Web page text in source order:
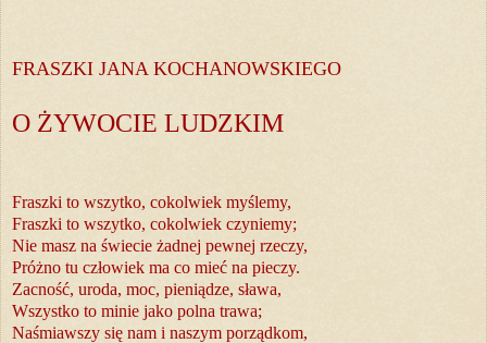
FRASZKI JANA KOCHANOWSKIEGO
O ŻYWOCIE LUDZKIM
Fraszki to wszytko, cokolwiek myślemy,
Fraszki to wszytko, cokolwiek czyniemy;
Nie masz na świecie żadnej pewnej rzeczy,
Próżno tu człowiek ma co mieć na pieczy.
Zacność, uroda, moc, pieniądze, sława,
Wszystko to minie jako polna trawa;
Naśmiawszy się nam i naszym porządkom,